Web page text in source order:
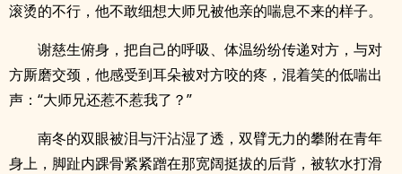
滚烫的不行，他不敢细想大师兄被他亲的喘息不来的样子。
谢慈生俯身，把自己的呼吸、体温纷纷传递对方，与对
方厮磨交颈，他感受到耳朵被对方咬的疼，混着笑的低喘出
声：“大师兄还惹不惹我了？”
南冬的双眼被泪与汗沾湿了透，双臂无力的攀附在青年
身上，脚趾内踝骨紧紧蹭在那宽阔挺拔的后背，被软水打滑